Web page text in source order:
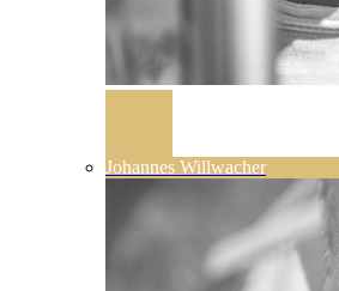
Johannes Willwacher